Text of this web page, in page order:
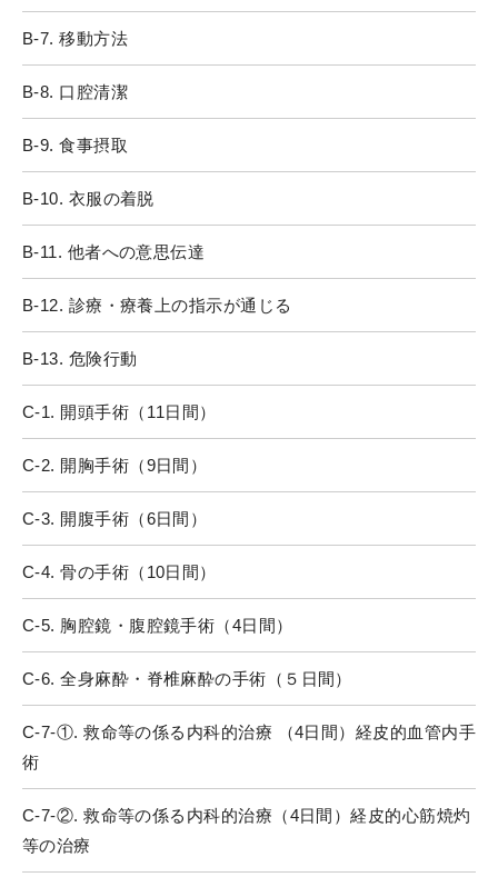
B-7. 移動方法
B-8. 口腔清潔
B-9. 食事摂取
B-10. 衣服の着脱
B-11. 他者への意思伝達
B-12. 診療・療養上の指示が通じる
B-13. 危険行動
C-1. 開頭手術（11日間）
C-2. 開胸手術（9日間）
C-3. 開腹手術（6日間）
C-4. 骨の手術（10日間）
C-5. 胸腔鏡・腹腔鏡手術（4日間）
C-6. 全身麻酔・脊椎麻酔の手術（５日間）
C-7-①. 救命等の係る内科的治療 （4日間）経皮的血管内手
術
C-7-②. 救命等の係る内科的治療（4日間）経皮的心筋焼灼
等の治療